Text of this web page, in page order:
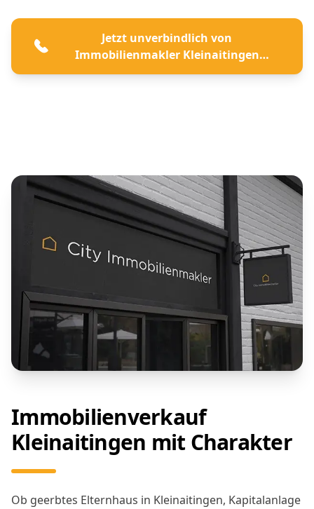
Jetzt unverbindlich von
Immobilienmakler Kleinaitingen
beraten lassen
Immobilienverkauf
Kleinaitingen mit Charakter
Ob geerbtes Elternhaus in Kleinaitingen, Kapitalanlage